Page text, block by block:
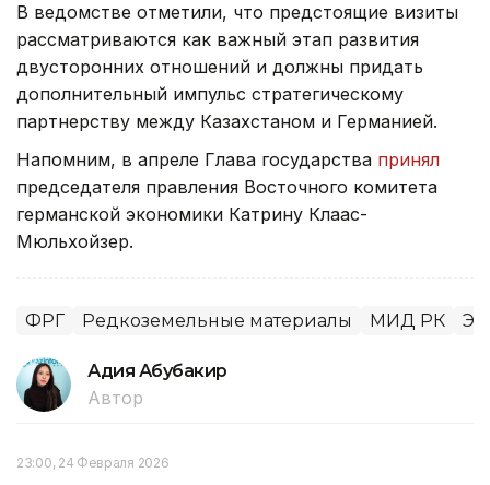
В ведомстве отметили, что предстоящие визиты
рассматриваются как важный этап развития
двусторонних отношений и должны придать
дополнительный импульс стратегическому
партнерству между Казахстаном и Германией.
Напомним, в апреле Глава государства принял
председателя правления Восточного комитета
германской экономики Катрину Клаас-
Мюльхойзер.
ФРГ Редкоземельные материалы МИД РК
Адия Абубакир
Автор
23:00, 24 Февраля 2026